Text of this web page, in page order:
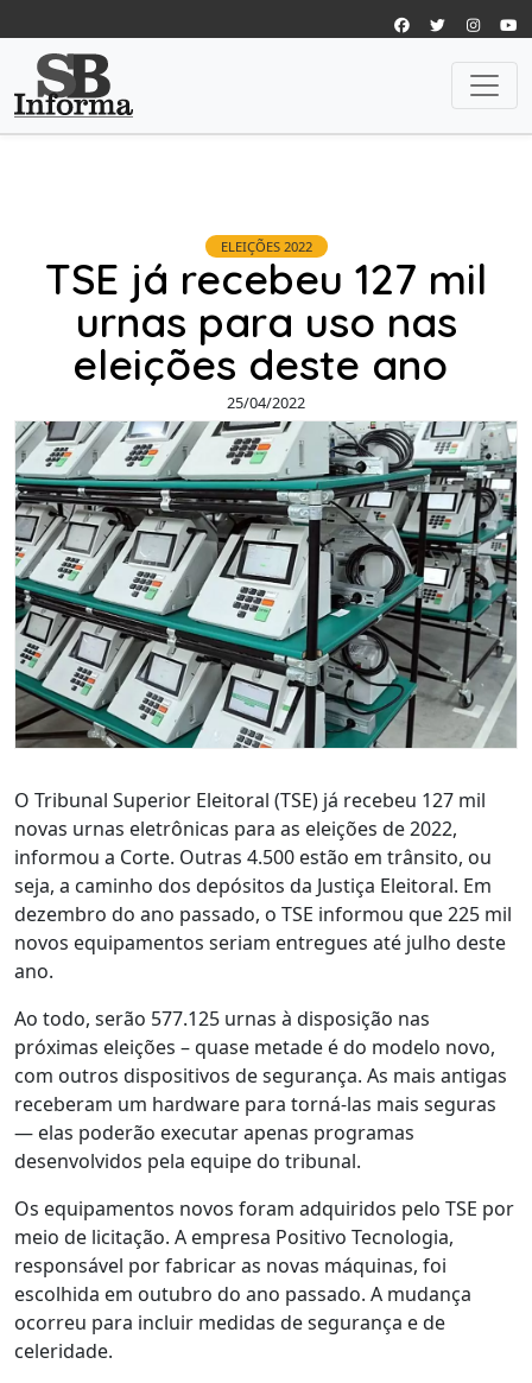
ELEIÇÕES 2022
TSE já recebeu 127 mil
urnas para uso nas
eleições deste ano
25/04/2022
O Tribunal Superior Eleitoral (TSE) já recebeu 127 mil
novas urnas eletrônicas para as eleições de 2022,
informou a Corte. Outras 4.500 estão em trânsito, ou
seja, a caminho dos depósitos da Justiça Eleitoral. Em
dezembro do ano passado, o TSE informou que 225 mil
novos equipamentos seriam entregues até julho deste
ano.
Ao todo, serão 577.125 urnas à disposição nas
próximas eleições – quase metade é do modelo novo,
com outros dispositivos de segurança. As mais antigas
receberam um hardware para torná-las mais seguras
— elas poderão executar apenas programas
desenvolvidos pela equipe do tribunal.
Os equipamentos novos foram adquiridos pelo TSE por
meio de licitação. A empresa Positivo Tecnologia,
responsável por fabricar as novas máquinas, foi
escolhida em outubro do ano passado. A mudança
ocorreu para incluir medidas de segurança e de
celeridade.